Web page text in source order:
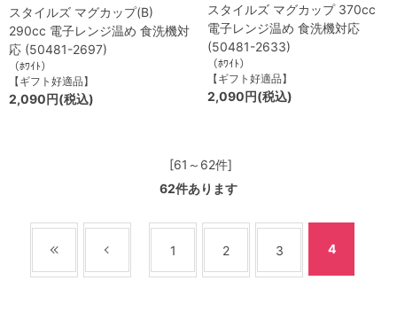
スタイルズ マグカップ(B)
290cc 電子レンジ温め 食洗機対
応 (50481-2697)
（ﾎﾜｲﾄ）
【ギフト好適品】
2,090円(税込)
スタイルズ マグカップ 370cc
電子レンジ温め 食洗機対応
(50481-2633)
（ﾎﾜｲﾄ）
【ギフト好適品】
2,090円(税込)
[61～62件]
62件あります
1 2 3 4